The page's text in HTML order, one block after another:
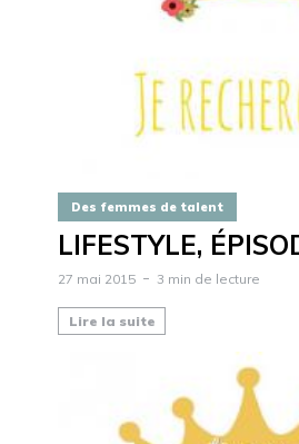
Des femmes de talent
LIFESTYLE,
27 mai 2015 3 min de lecture
Lire la suite